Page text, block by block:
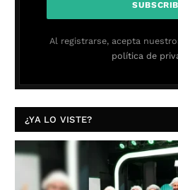
Al registrarse, acepta
política de
¿YA LO VISTE?